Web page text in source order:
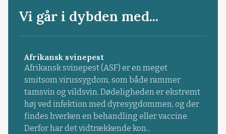
Vi går i dybden med...
Afrikansk svinepest
Afrikansk svinepest (ASF) er en meget
smitsom virussygdom, som både rammer
tamsvin og vildsvin. Dødeligheden er ekstremt
høj ved infektion med dyresygdommen, og der
findes hverken en behandling eller vaccine.
Derfor har det vidtrækkende kon...